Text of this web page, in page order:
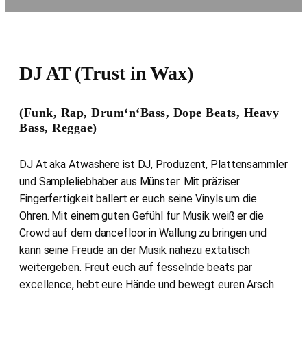
DJ AT (Trust in Wax)
(Funk, Rap, Drum‘n‘Bass, Dope Beats, Heavy
Bass, Reggae)
DJ At aka Atwashere ist DJ, Produzent, Plattensammler
und Sampleliebhaber aus Münster. Mit präziser
Fingerfertigkeit ballert er euch seine Vinyls um die
Ohren. Mit einem guten Gefühl fur Musik weiß er die
Crowd auf dem dancefloor in Wallung zu bringen und
kann seine Freude an der Musik nahezu extatisch
weitergeben. Freut euch auf fesselnde beats par
excellence, hebt eure Hände und bewegt euren Arsch.